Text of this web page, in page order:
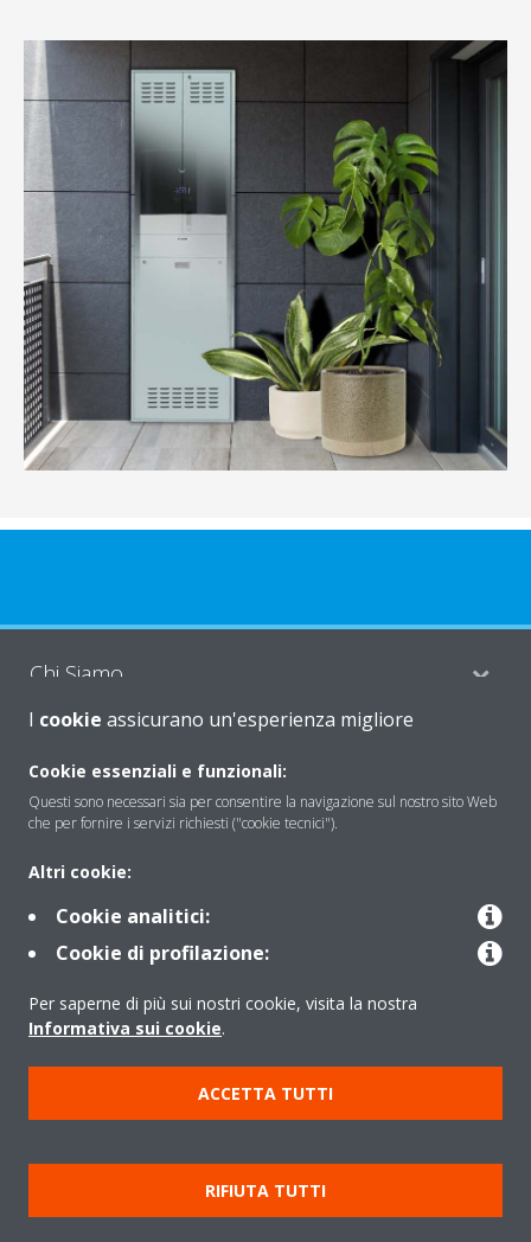
Chi Siamo
Soluzioni
Periodo di supporto definito
Gruppo Daikin Europe
Copyright © Daikin
Cookies Policy
Policy sulla protezione dei dati
Termini di Garanzia
Regolamenti
Informativa Legale
Cerca Prodotto
Data Act
I cookie assicurano un'esperienza migliore
Cookie essenziali e funzionali:
Questi sono necessari sia per consentire la navigazione sul nostro sito Web
che per fornire i servizi richiesti ("cookie tecnici").
Altri cookie:
Cookie analitici:
Cookie di profilazione:
Per saperne di più sui nostri cookie, visita la nostra
Informativa sui cookie.
ACCETTA TUTTI
RIFIUTA TUTTI